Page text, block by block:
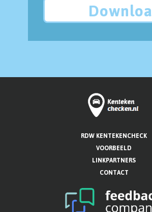
RDW KENTEKENCHECK
VOORBEELD
LINKPARTNERS
CONTACT